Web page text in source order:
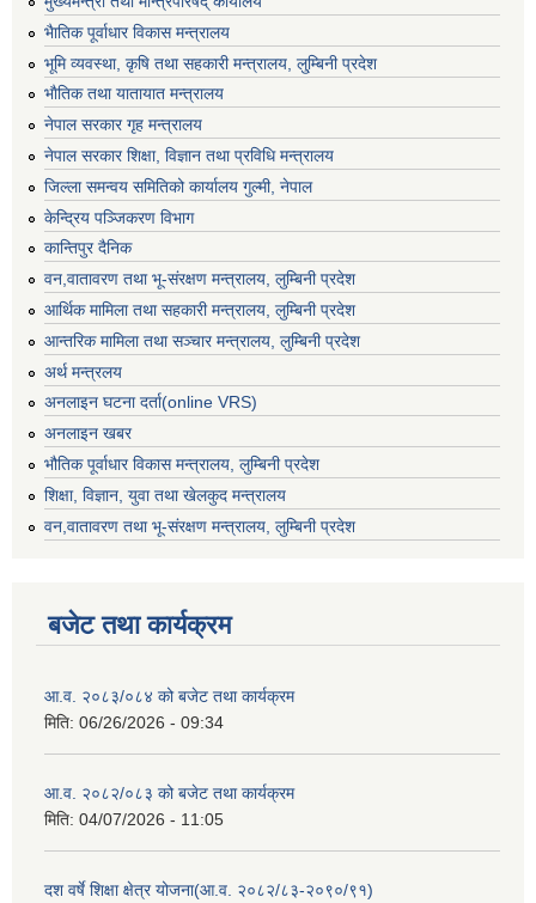
भैातिक पूर्वाधार विकास मन्त्रालय
भूमि व्यवस्था, कृषि तथा सहकारी मन्त्रालय, लु्म्बिनी प्रदेश
भाैतिक तथा यातायात मन्त्रालय
नेपाल सरकार गृह मन्त्रालय
नेपाल सरकार शिक्षा, विज्ञान तथा प्रविधि मन्त्रालय
जिल्ला समन्वय समितिको कार्यालय गुल्मी, नेपाल
केन्द्रिय पञ्जिकरण विभाग
कान्तिपुर दैनिक
वन,वातावरण तथा भू-संरक्षण मन्त्रालय, लुम्बिनी प्रदेश
आर्थिक मामिला तथा सहकारी मन्त्रालय, लुम्बिनी प्रदेश
आन्तरिक मामिला तथा सञ्चार मन्त्रालय, लुम्बिनी प्रदेश
अर्थ मन्त्रलय
अनलाइन घटना दर्ता(online VRS)
अनलाइन खबर
भौतिक पूर्वाधार विकास मन्त्रालय, लुम्बिनी प्रदेश
शिक्षा, विज्ञान, युवा तथा खेलकुद मन्‍‍त्रालय
वन,वातावरण तथा भू-संरक्षण मन्त्रालय, लुम्बिनी प्रदेश
बजेट तथा कार्यक्रम
आ.व. २०८३/०८४ को बजेट तथा कार्यक्रम
मिति: 06/26/2026 - 09:34
आ.व. २०८२/०८३ को बजेट तथा कार्यक्रम
मिति: 04/07/2026 - 11:05
दश वर्षे शिक्षा क्षेत्र योजना(आ.व. २०८२/८३-२०९०/९१)